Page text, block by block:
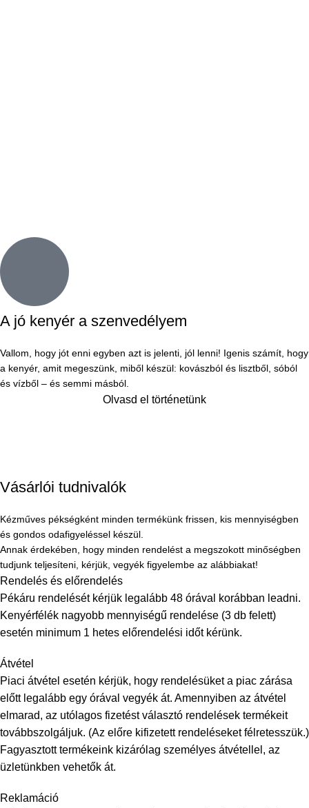
A jó kenyér a szenvedélyem
Vallom, hogy jót enni egyben azt is jelenti, jól lenni! Igenis számít, hogy
a kenyér, amit megeszünk, miből készül: kovászból és lisztből, sóból
és vízből – és semmi másból.
Olvasd el történetünk
Vásárlói tudnivalók
Kézműves pékségként minden termékünk frissen, kis mennyiségben
és gondos odafigyeléssel készül.
Annak érdekében, hogy minden rendelést a megszokott minőségben
tudjunk teljesíteni, kérjük, vegyék figyelembe az alábbiakat!
Rendelés és előrendelés
Pékáru rendelését kérjük legalább 48 órával korábban leadni.
Kenyérfélék nagyobb mennyiségű rendelése (3 db felett)
esetén minimum 1 hetes előrendelési időt kérünk.
Átvétel
Piaci átvétel esetén kérjük, hogy rendelésüket a piac zárása
előtt legalább egy órával vegyék át. Amennyiben az átvétel
elmarad, az utólagos fizetést választó rendelések termékeit
továbbszolgáljuk. (Az előre kifizetett rendeléseket félretesszük.)
Fagyasztott termékeink kizárólag személyes átvétellel, az
üzletünkben vehetők át.
Reklamáció